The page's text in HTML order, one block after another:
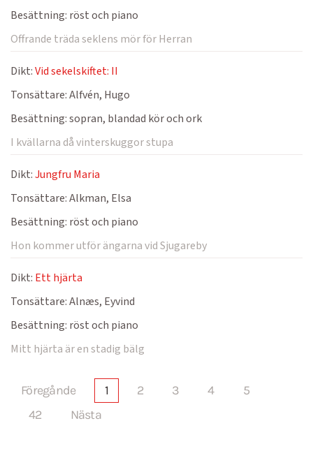
Besättning: röst och piano
Offrande träda seklens mör för Herran
Dikt:Vid sekelskiftet: II
Tonsättare:Alfvén, Hugo
Besättning:sopran, blandad kör och ork
I kvällarna då vinterskuggor stupa
Dikt:Jungfru Maria
Tonsättare:Alkman, Elsa
Besättning: röst och piano
Hon kommer utför ängarna vid Sjugareby
Dikt: Ett hjärta
Tonsättare:Alnæs, Eyvind
Besättning: röst och piano
Mitt hjärta är en stadig bälg
Föregånde 1 2 3 4
5
42
Nästa